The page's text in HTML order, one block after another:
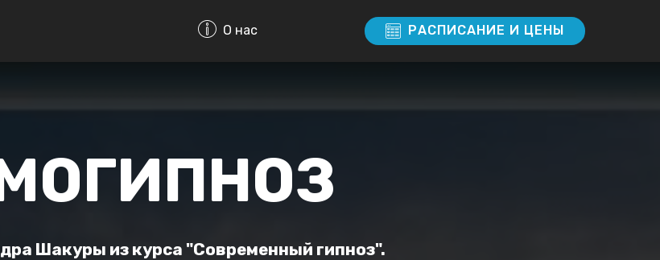
О нас РАСПИСАНИЕ И ЦЕНЫ
Шакуры из курса "Современный гипноз".